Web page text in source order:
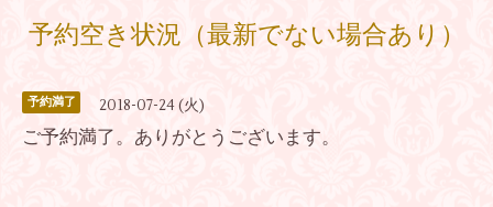
予約空き状況（最新でない場合あり）
予約満了 2018-07-24 (火)
ご予約満了。ありがとうございます。